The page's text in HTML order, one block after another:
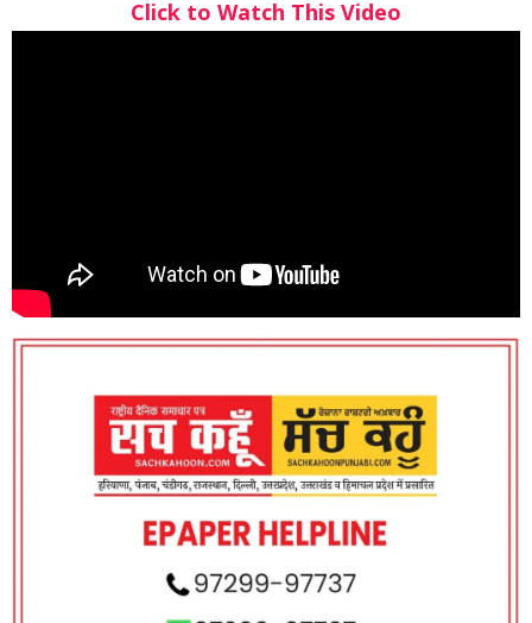
Click to Watch This Video